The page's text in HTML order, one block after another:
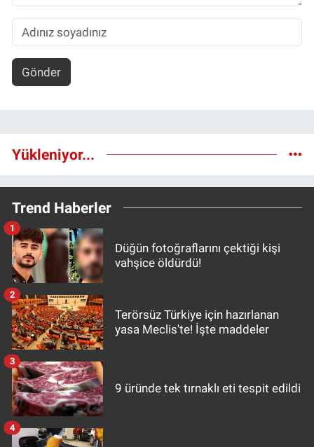
Gönder
Yükleniyor...
Trend Haberler
Düğün fotoğraflarını çektiği kişi
vahşice öldürdü!
1
Terörsüz Türkiye için hazırlanan
yasa Meclis'te! İşte maddeler
2
9 üründe tek tırnaklı eti tespit edildi
3
4